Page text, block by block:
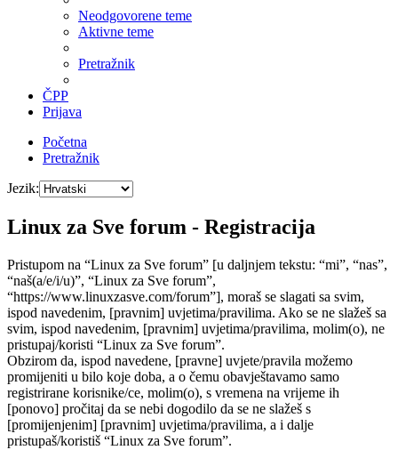
Neodgovorene teme
Aktivne teme
Pretražnik
ČPP
Prijava
Početna
Pretražnik
Jezik:
Linux za Sve forum - Registracija
Pristupom na “Linux za Sve forum” [u daljnjem tekstu: “mi”, “nas”,
“naš(a/e/i/u)”, “Linux za Sve forum”,
“https://www.linuxzasve.com/forum”], moraš se slagati sa svim,
ispod navedenim, [pravnim] uvjetima/pravilima. Ako se ne slažeš sa
svim, ispod navedenim, [pravnim] uvjetima/pravilima, molim(o), ne
pristupaj/koristi “Linux za Sve forum”.
Obzirom da, ispod navedene, [pravne] uvjete/pravila možemo
promijeniti u bilo koje doba, a o čemu obavještavamo samo
registrirane korisnike/ce, molim(o), s vremena na vrijeme ih
[ponovo] pročitaj da se nebi dogodilo da se ne slažeš s
[promijenjenim] [pravnim] uvjetima/pravilima, a i dalje
pristupaš/koristiš “Linux za Sve forum”.